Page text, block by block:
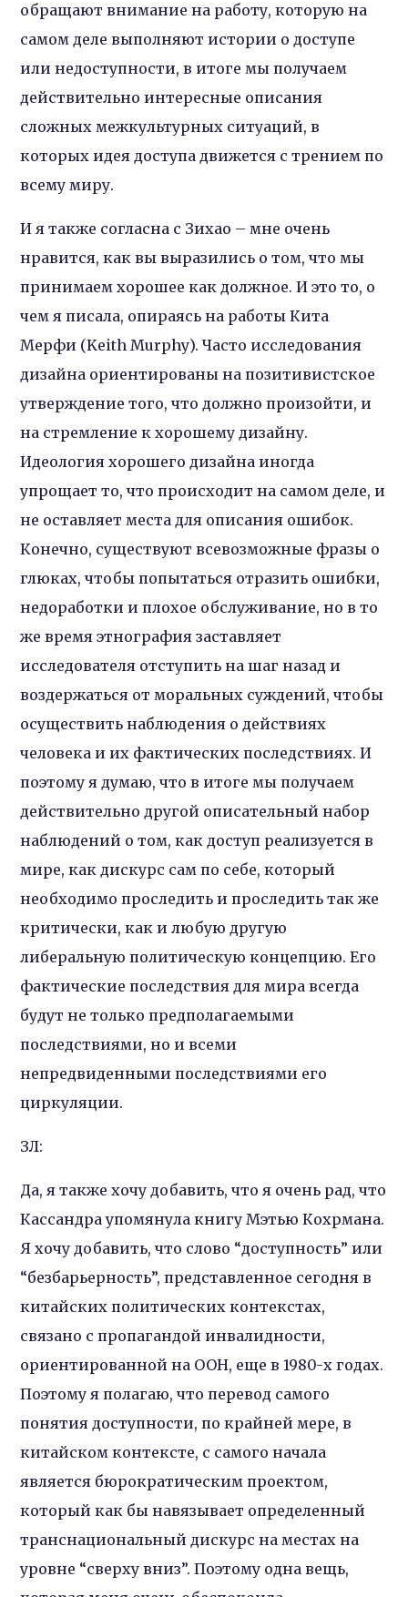
обращают внимание на работу, которую на
самом деле выполняют истории о доступе
или недоступности, в итоге мы получаем
действительно интересные описания
сложных межкультурных ситуаций, в
которых идея доступа движется с трением по
всему миру.
И я также согласна с Зихао – мне очень
нравится, как вы выразились о том, что мы
принимаем хорошее как должное. И это то, о
чем я писала, опираясь на работы Кита
Мерфи (Keith Murphy). Часто исследования
дизайна ориентированы на позитивистское
утверждение того, что должно произойти, и
на стремление к хорошему дизайну.
Идеология хорошего дизайна иногда
упрощает то, что происходит на самом деле, и
не оставляет места для описания ошибок.
Конечно, существуют всевозможные фразы о
глюках, чтобы попытаться отразить ошибки,
недоработки и плохое обслуживание, но в то
же время этнография заставляет
исследователя отступить на шаг назад и
воздержаться от моральных суждений, чтобы
осуществить наблюдения о действиях
человека и их фактических последствиях. И
поэтому я думаю, что в итоге мы получаем
действительно другой описательный набор
наблюдений о том, как доступ реализуется в
мире, как дискурс сам по себе, который
необходимо проследить и проследить так же
критически, как и любую другую
либеральную политическую концепцию. Его
фактические последствия для мира всегда
будут не только предполагаемыми
последствиями, но и всеми
непредвиденными последствиями его
циркуляции.
ЗЛ:
Да, я также хочу добавить, что я очень рад, что
Кассандра упомянула книгу Мэтью Кохрмана.
Я хочу добавить, что слово “доступность” или
“безбарьерность”, представленное сегодня в
китайских политических контекстах,
связано с пропагандой инвалидности,
ориентированной на ООН, еще в 1980-х годах.
Поэтому я полагаю, что перевод самого
понятия доступности, по крайней мере, в
китайском контексте, с самого начала
является бюрократическим проектом,
который как бы навязывает определенный
транснациональный дискурс на местах на
уровне “сверху вниз”. Поэтому одна вещь,